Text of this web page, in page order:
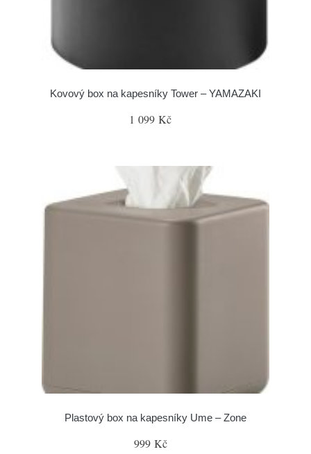
Kovový box na kapesníky Tower – YAMAZAKI
1 099 Kč
Plastový box na kapesníky Ume – Zone
999 Kč